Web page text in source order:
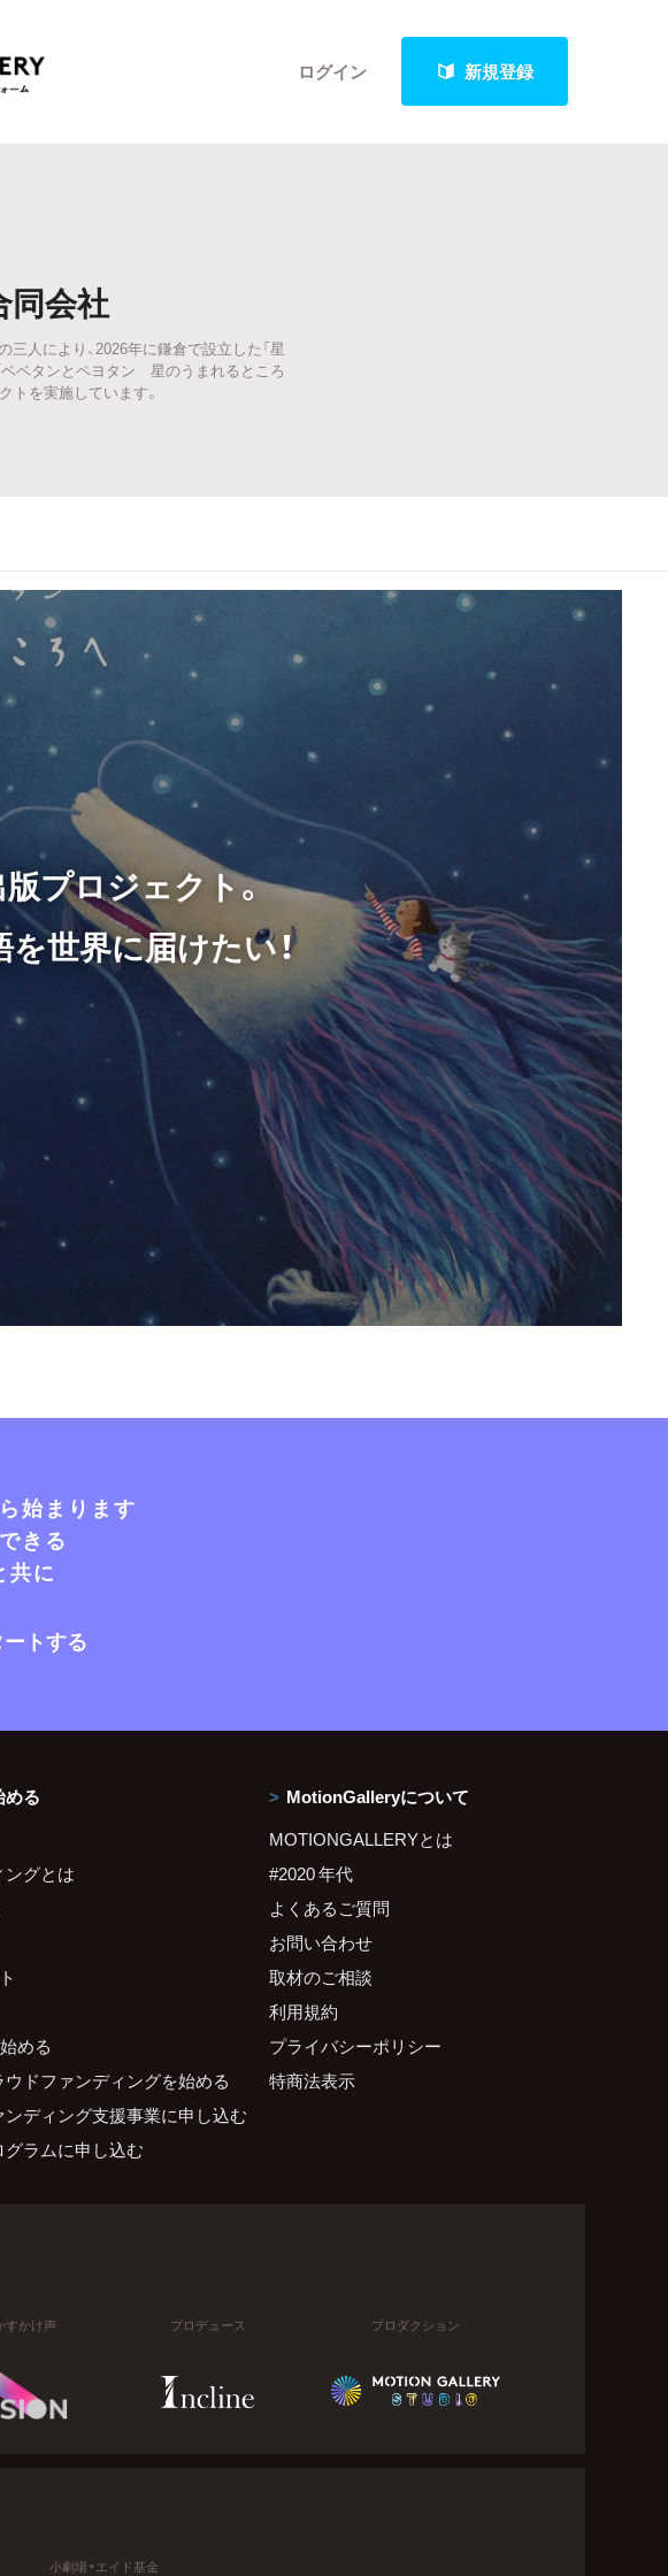
ログイン 新規登録
特集から探す 最新進捗報告から探す
会社
三人により、2026年に鎌倉で設立した「星
「ベベタンとペヨタン 星のうまれるところ
トを実施しています。
プロジェクト。
を世界に届けたい！
始まります
きる
共に
トする
める
ングとは
める
ドファンディングを始める
ディング支援事業に申し込む
ラムに申し込む
MotionGalleryについて
MOTIONGALLERYとは
#2020 年代
よくあるご質問
お問い合わせ
取材のご相談
利用規約
プライバシーポリシー
特商法表示
すかけ声 プロデュース プロダクション
小劇場・エイド基金